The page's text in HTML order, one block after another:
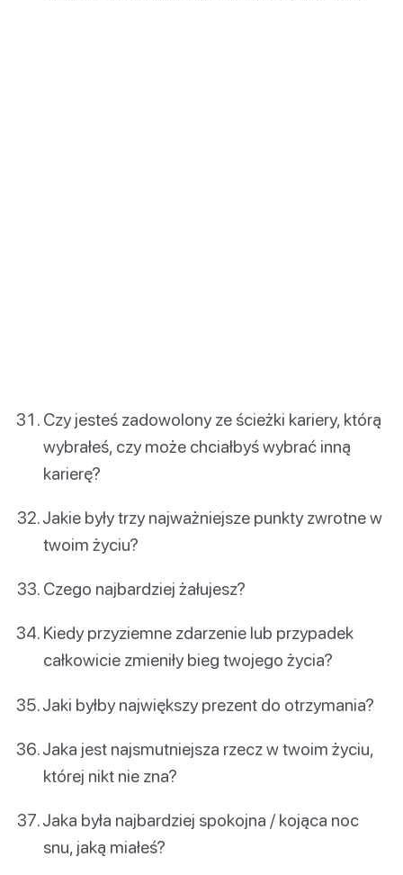
Czy jesteś zadowolony ze ścieżki kariery, którą
wybrałeś, czy może chciałbyś wybrać inną
karierę?
Jakie były trzy najważniejsze punkty zwrotne w
twoim życiu?
Czego najbardziej żałujesz?
Kiedy przyziemne zdarzenie lub przypadek
całkowicie zmieniły bieg twojego życia?
Jaki byłby największy prezent do otrzymania?
Jaka jest najsmutniejsza rzecz w twoim życiu,
której nikt nie zna?
Jaka była najbardziej spokojna / kojąca noc
snu, jaką miałeś?